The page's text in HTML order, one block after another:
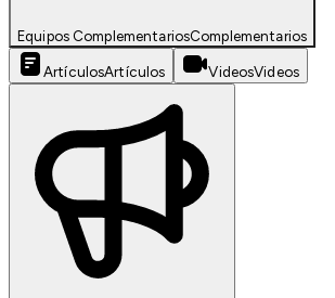
Equipos ComplementariosComplementarios
ArtículosArtículos VideosVideos